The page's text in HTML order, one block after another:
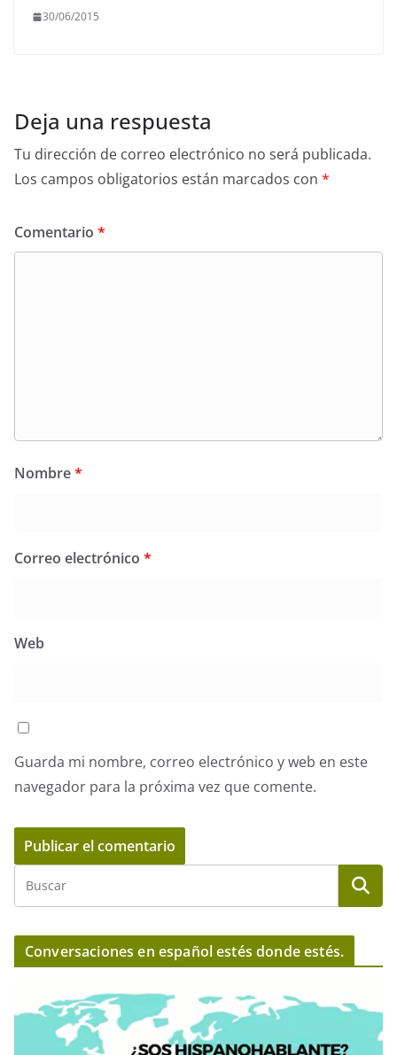
30/06/2015
Deja una respuesta
Tu dirección de correo electrónico no será publicada.
Los campos obligatorios están marcados con *
Comentario *
Nombre*
Correo electrónico *
Web
Guarda mi nombre, correo electrónico y web en este
navegador para la próxima vez que comente.
Conversaciones en español estés donde estés.
e